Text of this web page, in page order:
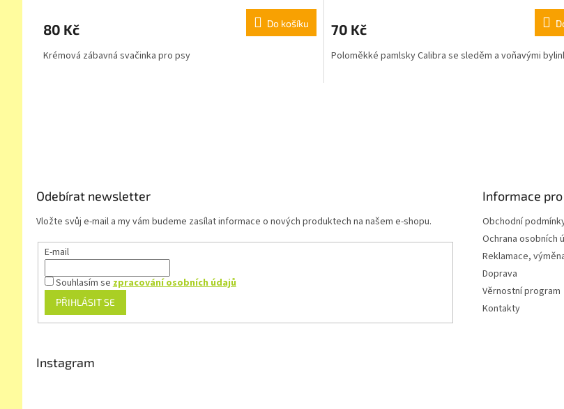
80 Kč Do košíku
Krémová zábavná svačinka pro psy
70 Kč
Poloměkké pamlsky Calibra se sleděm a voňavými
Odebírat newsletter
Vložte svůj e-mail a my vám budeme zasílat informace o nových produktech na našem e-shopu.
E-mail
Souhlasím sezpracování osobních údajů
PŘIHLÁSIT SE
Informace
Obchodní
Ochrana osobních
Reklamace,
Doprava
Věrnostní program
Kontakty
Instagram